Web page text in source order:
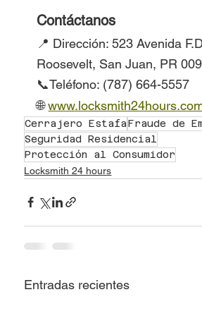
Contáctanos
📍 Dirección: 523 Avenida
Roosevelt, San Juan, PR
📞Teléfono: (787) 664-5557
🌐
Cerrajero Estafa Fraude de
Seguridad Residencial
Protección al Consumidor
Locksmith 24 hours
Entradas recientes